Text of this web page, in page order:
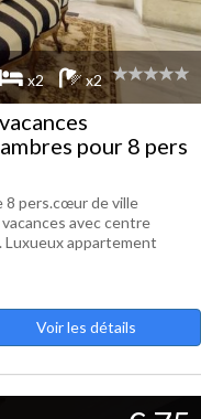
x2 x2
pour 8 pers
8 pers.cœur de ville
avec centre
appartement
Voir les détails